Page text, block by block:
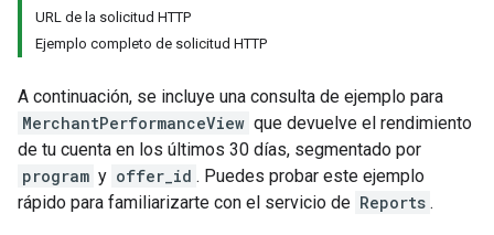
URL de la solicitud HTTP
Ejemplo completo de solicitud HTTP
A continuación, se incluye una consulta de ejemplo para
MerchantPerformanceView que devuelve el rendimiento
de tu cuenta en los últimos 30 días, segmentado por
program y offer_id . Puedes probar este ejemplo
rápido para familiarizarte con el servicio de Reports .